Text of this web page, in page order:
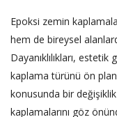
Epoksi zemin
hem de bireysel
Dayanıklılıkları,
kaplama türünü ön
konusunda bir
kaplamalarını göz